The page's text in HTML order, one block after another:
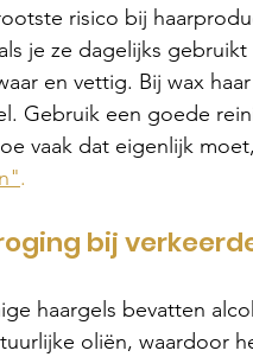
risico bij
je ze dagelijks
en vettig. Bij wax
Gebruik een goede
vaak dat eigenlijk
.
bij
haargels bevatten
oliën, waardoor